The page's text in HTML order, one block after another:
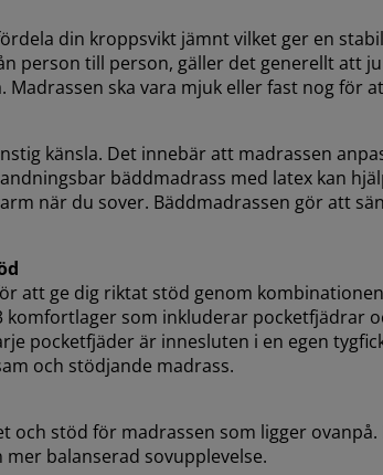
din kroppsvikt jämnt vilket ger en
person till person, gäller det generellt att
Madrassen ska vara mjuk eller fast nog för
känsla. Det innebär att madrassen
bäddmadrass med latex kan
när du sover. Bäddmadrassen gör att
att ge dig riktat stöd genom
komfortlager som inkluderar pocketfjädrar
pocketfjäder är innesluten i en egen
och stödjande madrass.
och stöd för madrassen som ligger
balanserad sovupplevelse.